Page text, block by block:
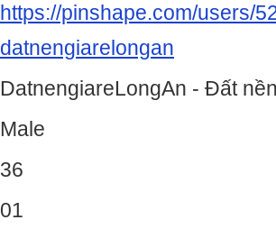
https://pinshape.com/users/
datnengiarelongan
DatnengiareLongAn - Đất
Male
36
01